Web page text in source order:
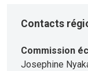
Contacts
Commission
Josephine